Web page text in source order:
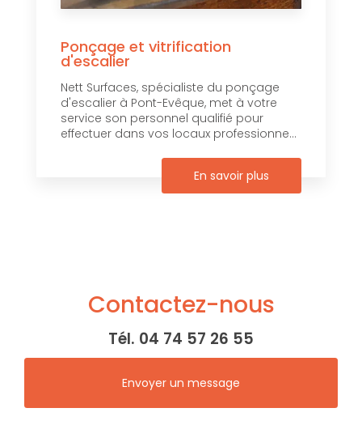
Ponçage et vitrification
d'escalier
Nett Surfaces, spécialiste du ponçage
d'escalier à Pont-Evêque, met à votre
service son personnel qualifié pour
effectuer dans vos locaux professionne...
En savoir plus
Contactez-nous
Tél. 04 74 57 26 55
Envoyer un message